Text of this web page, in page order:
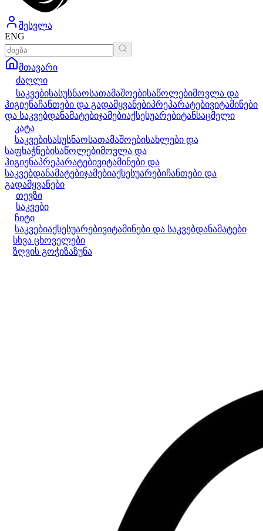
შესვლა
ENG
მთავარი
ძაღლი
საკვებისასუსნაოსათამაშოებისაწოლებიმოვლა და
ჰიგიენაჩანთები და გადამყვანებიპრეპარატებივიტამინები
და საკვებდანამატებიჯამებიაქსესუარებიტანსაცმელი
კატა
საკვებისასუსნაოსათამაშოებისახლები და
საფხაჭნებისაწოლებიმოვლა და
ჰიგიენაპრეპარატებივიტამინები და
საკვებდანამატებიჯამებიაქსესუარებიჩანთები და
გადამყვანები
თევზი
საკვები
ჩიტი
საკვებიაქსესუარებივიტამინები და საკვებდანამატები
სხვა ცხოველები
ზღვის გოჭიზაზუნა